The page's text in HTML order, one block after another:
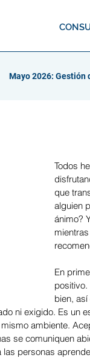
Mayo 2026: Gestión
Trabajo en Equipo
Junio 2025: La
Todos
que
alguien
ánimo?
En
bien,
ni exigido. Es un
ambiente.
se comuniquen
personas